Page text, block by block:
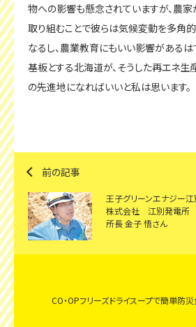
物への影響も懸念されていますが、農
取り組むことで彼らは気候変動を多角
なるし、農業教育にもいい影響があるは
基板とする北海道が、そうした再エネ生
の先進地になればいいと私は思います。
前の記事
王子グリーンエナジー江
株式会社 江別発電所
所長 金子 悟さん
CO・OPフリーズドライスープで簡単防災